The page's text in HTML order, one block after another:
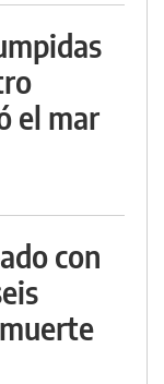
el mar
con